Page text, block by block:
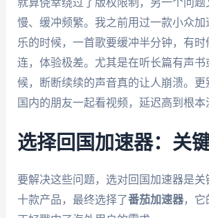
就算侥幸绕过了版权限制，另一个问
慢、缓冲频繁。我之前用过一款小众加
乐的时候，一首歌要缓冲半分钟，有时
连，体验极差。尤其是在听长篇有声书
候，断断续续的声音真的让人崩溃。更
国内的朋友一起看视频，延迟高到根本
选择回国加速器：关
要解决这些问题，选对回国加速器是
十款产品，最终选择了番茄加速器，它